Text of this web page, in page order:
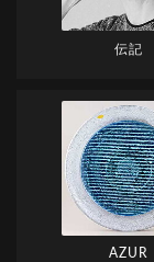
伝記
AZUR